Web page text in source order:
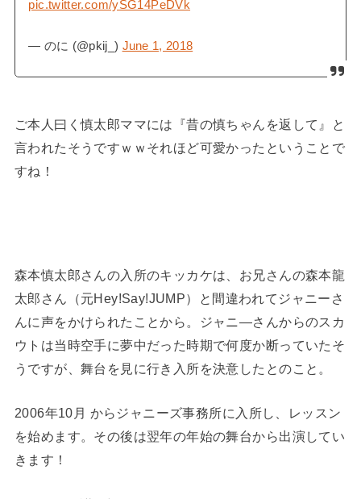
pic.twitter.com/ySG14PeDVk
— のに (@pkij_) June 1, 2018
ご本人曰く慎太郎ママには『昔の慎ちゃんを返して』と
言われたそうですｗｗそれほど可愛かったということで
すね！
森本慎太郎さんの入所のキッカケは、お兄さんの森本龍
太郎さん（元Hey!Say!JUMP）と間違われてジャニーさ
んに声をかけられたことから。ジャニ―さんからのスカ
ウトは当時空手に夢中だった時期で何度か断っていたそ
うですが、舞台を見に行き入所を決意したとのこと。
2006年10月 からジャニーズ事務所に入所し、レッスン
を始めます。その後は翌年の年始の舞台から出演してい
きます！